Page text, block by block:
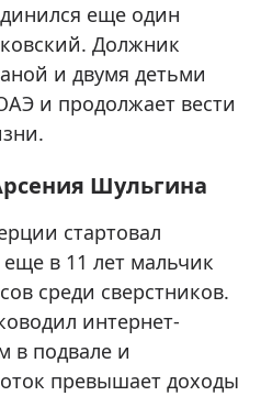
еще один
Должник
и двумя детьми
и продолжает вести
Шульгина
стартовал
в 11 лет мальчик
среди сверстников.
интернет-
в подвале и
превышает доходы